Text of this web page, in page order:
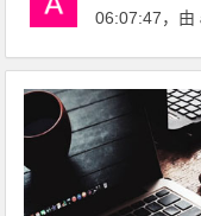
06:07:47，由